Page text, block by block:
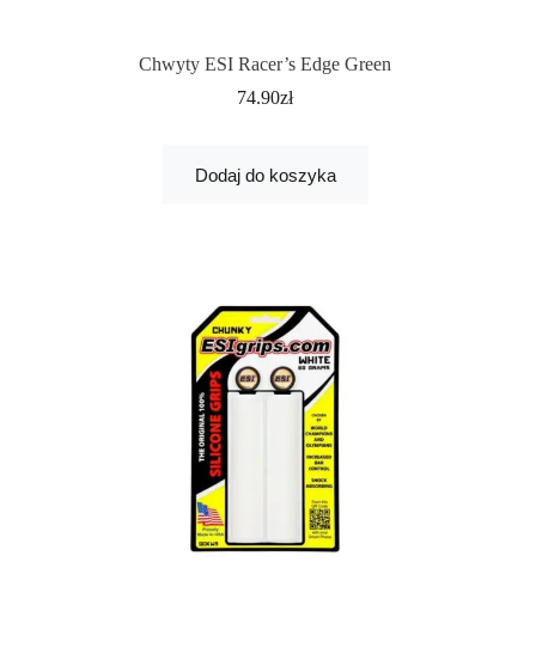
Chwyty ESI Racer’s Edge Green
74.90zł
Dodaj do koszyka